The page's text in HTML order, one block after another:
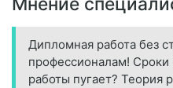
Дипломная работа без
профессионалам!
работы пугает? Теория